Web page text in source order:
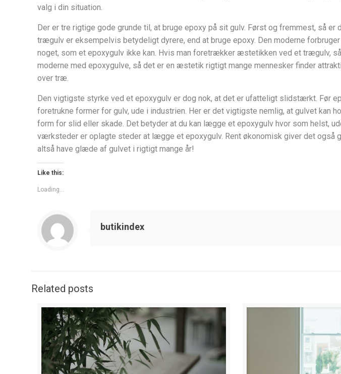
valg i din situation.
Der er tre rigtige gode grunde til, at bruge epoxy på sit gulv. Først og fremmest, så
trægulv er eksempelvis betydeligt dyrere, end at bruge epoxy. Den moderne
noget, som et epoxygulv ikke kan. Hvis man foretrækker æstetikken ved et trægulv,
moderne med epoxygulve, så det er en æstetik rigtigt mange mennesker finder
over træ.
Den vigtigste styrke ved et epoxygulv er dog nok, at det er ufatteligt slidstærkt. Før
foretrukne former for gulv, ude i industrien. Her er det vigtigste nemlig, at gulvet
form for slid eller skade. Det betyder at du kan lægge et epoxygulv hvor som helst,
værksteder er oplagte steder at lægge et epoxygulv. Rent økonomisk giver det
altså have glæde af gulvet i rigtigt mange år!
Like this:
Loading...
butikindex
Related posts